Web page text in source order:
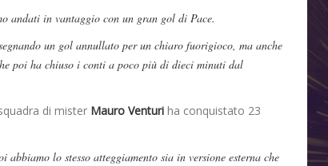
andati in vantaggio con un gran gol di Pace.
un gol annullato per un chiaro fuorigioco, ma anche
poi ha chiuso i conti a poco più di dieci minuti dal
di mister Mauro Venturi ha conquistato 23
lo stesso atteggiamento sia in versione esterna che